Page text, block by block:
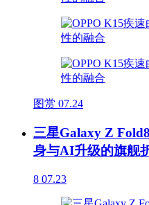
图赏 07.24
三星Galaxy Z
身与AI升级的旗舰
8 07.23